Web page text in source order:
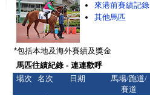
來港前賽績記錄
其他馬匹
*包括本地及海外賽績及獎金
馬匹往績紀錄 - 連連歡呼
場次
名次 日期
馬場/跑道/
賽道